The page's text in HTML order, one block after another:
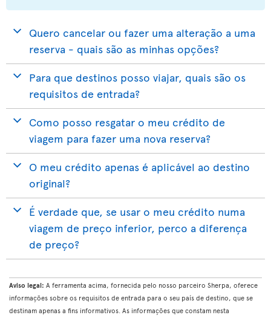
Quero cancelar ou fazer uma alteração a uma
reserva - quais são as minhas opções?
Para que destinos posso viajar, quais são os
requisitos de entrada?
Como posso resgatar o meu crédito de
viagem para fazer uma nova reserva?
O meu crédito apenas é aplicável ao destino
original?
É verdade que, se usar o meu crédito numa
viagem de preço inferior, perco a diferença
de preço?
Aviso legal: A ferramenta acima, fornecida pelo nosso parceiro Sherpa, oferece
informações sobre os requisitos de entrada para o seu país de destino, que se
destinam apenas a fins informativos. As informações que constam nesta